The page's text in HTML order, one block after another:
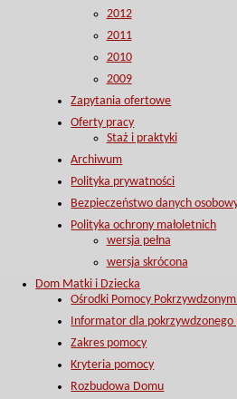
2012
2011
2010
2009
Zapytania ofertowe
Oferty pracy
Staż i praktyki
Archiwum
Polityka prywatności
Bezpieczeństwo danych
Polityka ochrony małoletnich
wersja pełna
wersja skrócona
Dom Matki i Dziecka
Ośrodki Pomocy
Informator dla
Zakres pomocy
Kryteria pomocy
Rozbudowa Domu